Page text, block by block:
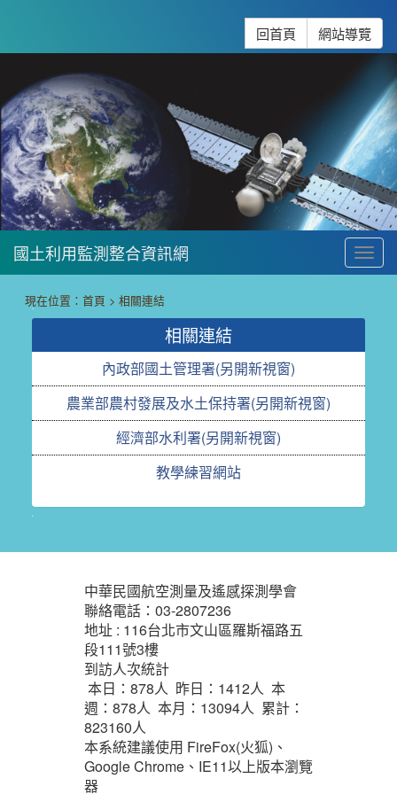
回首頁 網站導覽
國土利用監測整合資訊網
現在位置： 首頁 > 相關連結
相關連結
內政部國土管理署(另開新視窗)
農業部農村發展及水土保持署(另開新視窗)
經濟部水利署(另開新視窗)
教學練習網站
:::
中華民國航空測量及遙感探測學會
聯絡電話：03-2807236
地址 : 116台北市文山區羅斯福路五
段111號3樓
到訪人次統計
本日： 878人 昨日： 1412人 本
週： 878人 本月： 13094人 累計：
823160人
本系統建議使用 FireFox(火狐)、
Google Chrome、IE11以上版本瀏覽
器